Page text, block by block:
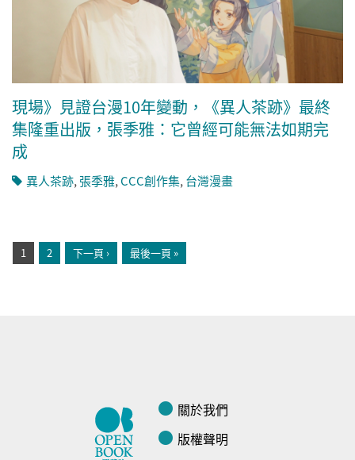
現場》見證台漫10年變動，《異人茶跡》最終
集隆重出版，張季雅：它曾經可能無法如期完
成
異人茶跡, 張季雅,CCC創作集, 台灣漫畫
1 2 下一頁 › 最後一頁 »
關於我們
版權聲明